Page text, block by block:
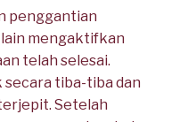
penggantian
mengaktifkan
telah selesai.
tiba-tiba dan
Setelah